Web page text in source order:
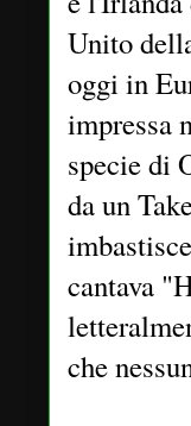
Unito
oggi in
impressa
specie di
da un
cantava
che